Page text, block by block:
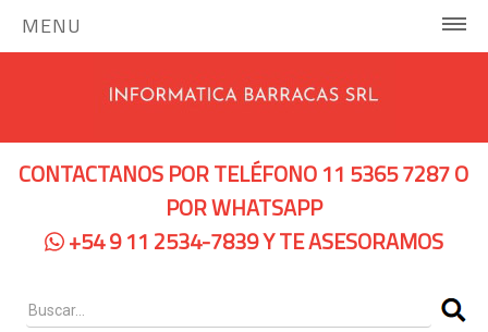
MENU
Notebooks Dell
CONTACTANOS POR TELÉFONO 11 5365 7287 O
POR WHATSAPP
+54 9 11 2534-7839 Y TE ASESORAMOS